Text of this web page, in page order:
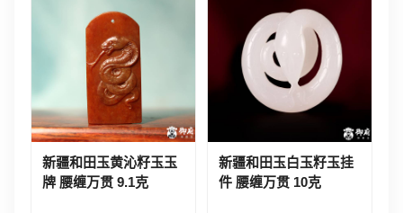
新疆和田玉黄沁籽玉玉
牌 腰缠万贯 9.1克
新疆和田玉白玉籽玉挂
件 腰缠万贯 10克